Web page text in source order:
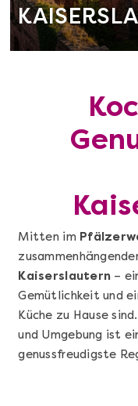
Mitten im
Kaiserslautern –
Gemütlichkeit und
Küche zu Hause
und Umgebung ist
genussfreudigste